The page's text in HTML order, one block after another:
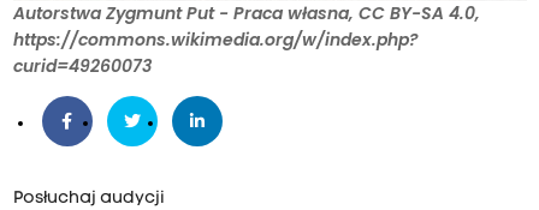
Autorstwa Zygmunt Put - Praca własna, CC BY-SA 4.0,
https://commons.wikimedia.org/w/index.php?
curid=49260073
Posłuchaj audycji